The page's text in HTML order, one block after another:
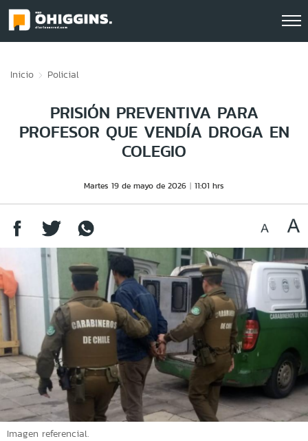
Inicio Policial
PRISIÓN PREVENTIVA PARA
PROFESOR QUE VENDÍA DROGA EN
COLEGIO
Martes 19 de mayo de 2026 11:01 hrs
Imagen referencial.